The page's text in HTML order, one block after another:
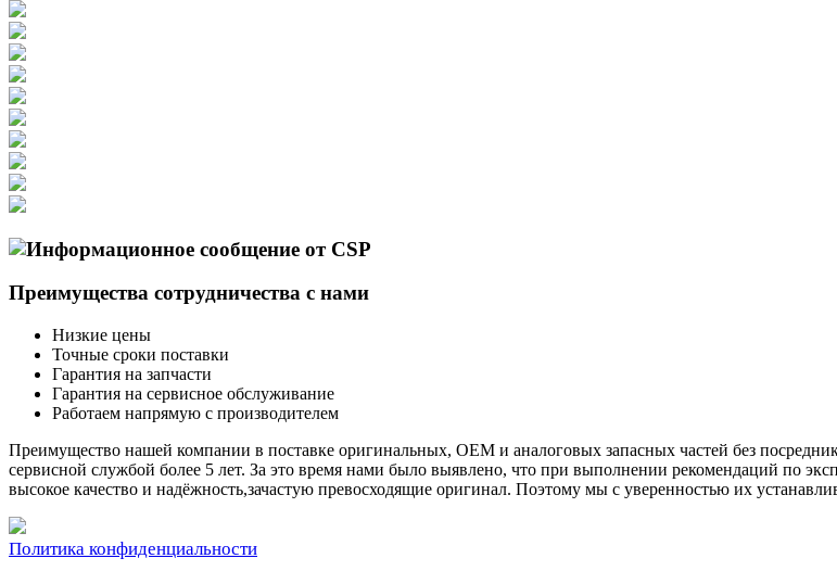
Преимущества сотрудничества с нами
Низкие цены
Точные сроки поставки
Гарантия на запчасти
Гарантия на сервисное обслуживание
Работаем напрямую с производителем
Преимущество нашей компании в поставке оригинальных, OEM и аналоговых запасных частей без
сервисной службой более 5 лет. За это время нами было выявлено, что при выполнении рекомендаций по
высокое качество и надёжность,зачастую превосходящие оригинал. Поэтому мы с уверенностью их
Политика конфиденциальности